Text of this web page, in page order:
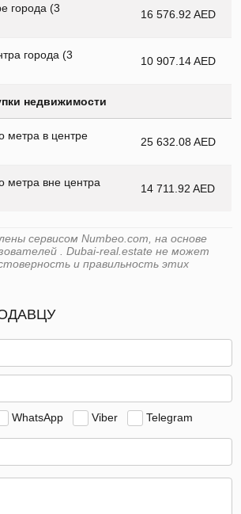
города (3
16 576.92 AED
города (3
10 907.14 AED
недвижимости
метра в центре
25 632.08 AED
метра вне центра
14 711.92 AED
сервисом Numbeo.com, на основе
. Dubai-real.estate не может
и правильность этих
WhatsApp Viber Telegram